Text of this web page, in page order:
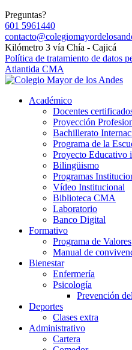
Preguntas?
601 5961440
Kilómetro 3 vía Chía - Cajicá
Política de tratamiento de datos
Atlantida CMA
Académico
Docentes
Proyección
Bachillerato
Programa de la
Proyecto Educativo
Bilingüismo
Programas
Vídeo Institucional
Biblioteca CMA
Laboratorio
Banco Digital
Formativo
Programa de Valores
Manual de
Bienestar
Enfermería
Psicología
Prevención
Deportes
Clases extra
Administrativo
Cartera